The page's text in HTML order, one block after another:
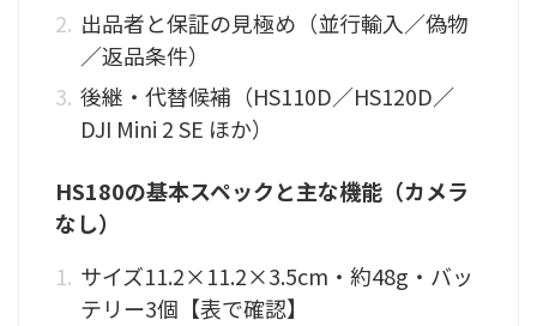
出品者と保証の見極め（並行輸入／偽物
／返品条件）
後継・代替候補（HS110D／HS120D／
DJI Mini 2 SE ほか）
HS180の基本スペックと主な機能（カメラ
なし）
サイズ11.2×11.2×3.5cm・約48g・バッ
テリー3個【表で確認】